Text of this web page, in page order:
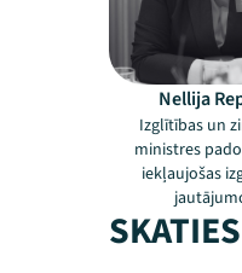
Nellija
Izglītības un
ministres
iekļaujošas